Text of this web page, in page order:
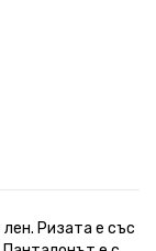
Ризата е със